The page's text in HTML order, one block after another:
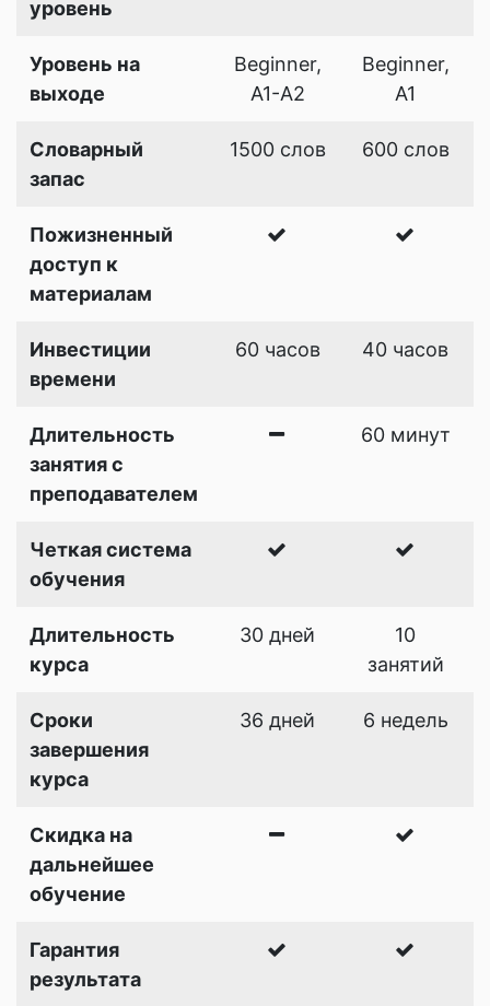
уровень
Уровень на
выходе
Beginner,
A1-A2
Beginner,
A1
Словарный
запас
1500 слов 600 слов
Пожизненный
доступ к
материалам
Инвестиции
времени
60 часов 40 часов
Длительность
занятия с
преподавателем
60 минут
Четкая система
обучения
Длительность
курса
30 дней
10
занятий
Сроки
завершения
курса
36 дней 6 недель
Скидка на
дальнейшее
обучение
Гарантия
результата